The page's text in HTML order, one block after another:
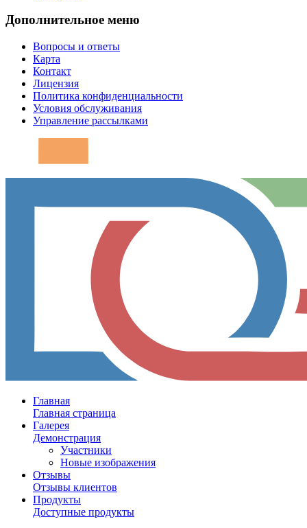
Дополнительное меню
Вопросы и ответы
Карта
Контакт
Лицензия
Политика конфиденциальности
Условия обслуживания
Управление рассылками
Главная
Главная страница
Галерея
Демонстрация
Участники
Новые изображения
Отзывы
Отзывы клиентов
Продукты
Доступные продукты